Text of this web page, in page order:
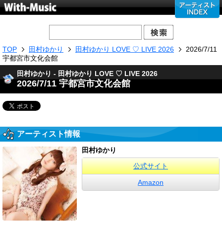
TOP 田村ゆかり 田村ゆかり LOVE ♡ LIVE 2026
2026/7/11
宇都宮市文化会館
田村ゆかり - 田村ゆかり LOVE ♡ LIVE 2026
2026/7/11 宇都宮市文化会館
アーティスト情報
田村ゆかり
公式サイト
Amazon